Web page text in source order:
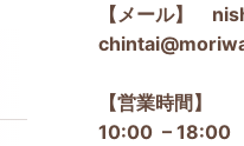
【メール】
【営業時間】
10:00 – 18:00